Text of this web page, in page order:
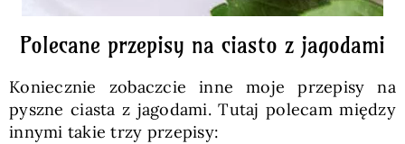
Polecane przepisy na ciasto z jagodami
Koniecznie zobaczcie inne moje przepisy na
pyszne ciasta z jagodami. Tutaj polecam między
innymi takie trzy przepisy: